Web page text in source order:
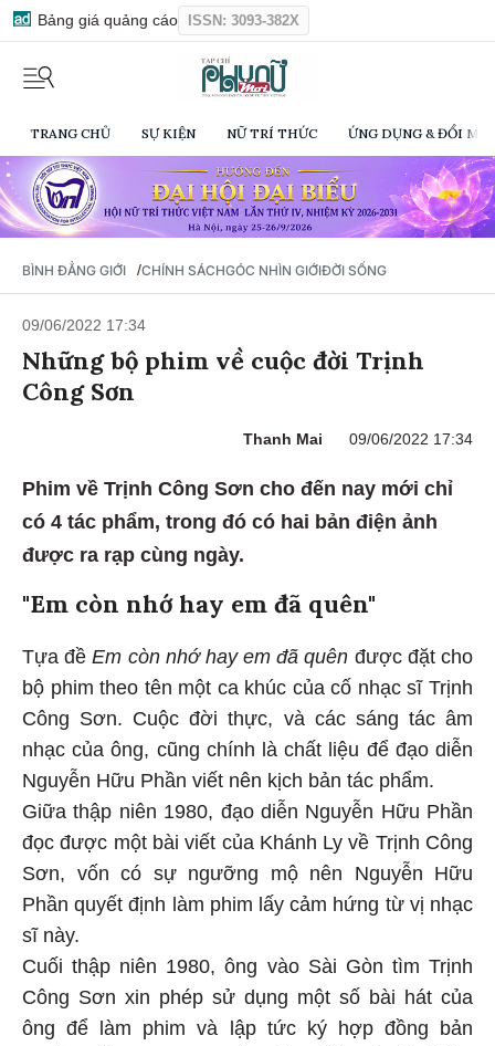
Bảng giá quảng cáo ISSN: 3093-382X
TRANG CHỦ SỰ KIỆN NỮ TRÍ THỨC ỨNG DỤNG & ĐỔI
BÌNH ĐẲNG GIỚI /CHÍNH SÁCHGÓC NHÌN GIỚIĐỜI SỐNG
09/06/2022 17:34
Những bộ phim về cuộc đời Trịnh
Công Sơn
Thanh Mai 09/06/2022 17:34
Phim về Trịnh Công Sơn cho đến nay mới chỉ
có 4 tác phẩm, trong đó có hai bản điện ảnh
được ra rạp cùng ngày.
"Em còn nhớ hay em đã quên"
Tựa đềEm còn nhớ hay em đã quên được đặt cho
bộ phim theo tên một ca khúc của cố nhạc sĩ Trịnh
Công Sơn. Cuộc đời thực, và các sáng tác âm
nhạc của ông, cũng chính là chất liệu để đạo diễn
Nguyễn Hữu Phần viết nên kịch bản tác phẩm.
Giữa thập niên 1980, đạo diễn Nguyễn Hữu Phần
đọc được một bài viết của Khánh Ly về Trịnh Công
Sơn, vốn có sự ngưỡng mộ nên Nguyễn Hữu
Phần quyết định làm phim lấy cảm hứng từ vị nhạc
sĩ này.
Cuối thập niên 1980, ông vào Sài Gòn tìm Trịnh
Công Sơn xin phép sử dụng một số bài hát của
ông để làm phim và lập tức ký hợp đồng bản